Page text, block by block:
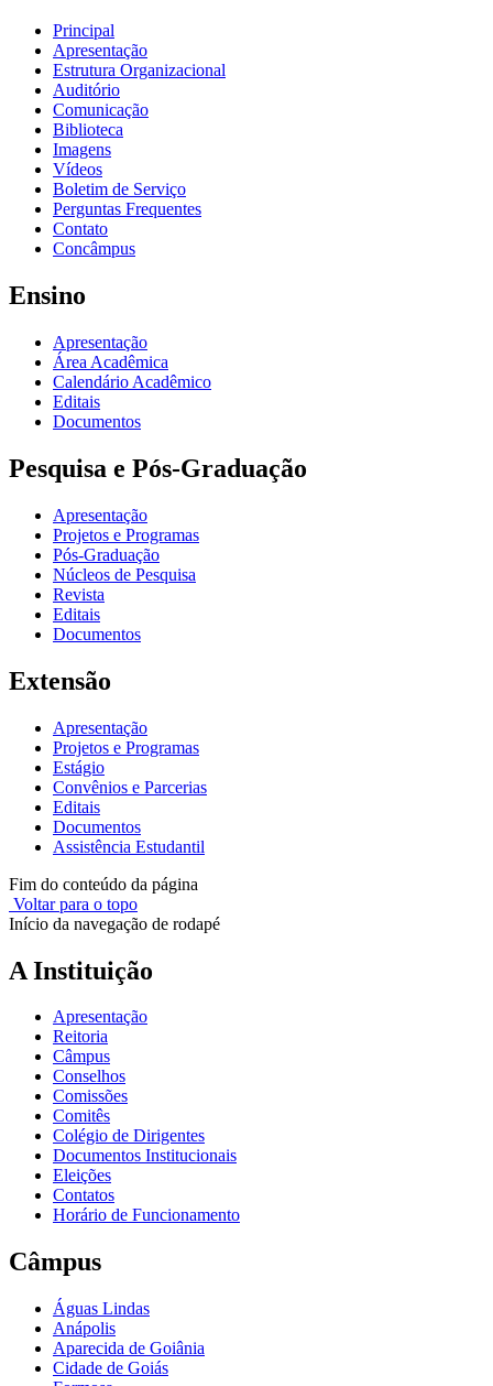
Principal
Apresentação
Estrutura Organizacional
Auditório
Comunicação
Biblioteca
Imagens
Vídeos
Boletim de Serviço
Perguntas Frequentes
Contato
Concâmpus
Ensino
Apresentação
Área Acadêmica
Calendário Acadêmico
Editais
Documentos
Pesquisa e Pós-Graduação
Apresentação
Projetos e Programas
Pós-Graduação
Núcleos de Pesquisa
Revista
Editais
Documentos
Extensão
Apresentação
Projetos e Programas
Estágio
Convênios e Parcerias
Editais
Documentos
Assistência Estudantil
Fim do conteúdo da página
Voltar para o topo
Início da navegação de rodapé
A Instituição
Apresentação
Reitoria
Câmpus
Conselhos
Comissões
Comitês
Colégio de Dirigentes
Documentos Institucionais
Eleições
Contatos
Horário de Funcionamento
Câmpus
Águas Lindas
Anápolis
Aparecida de Goiânia
Cidade de Goiás